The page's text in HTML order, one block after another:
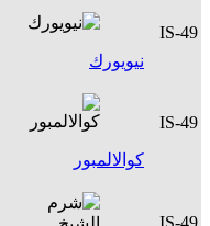
IS-49
نيويورك
IS-49
كوالالمبور
IS-49